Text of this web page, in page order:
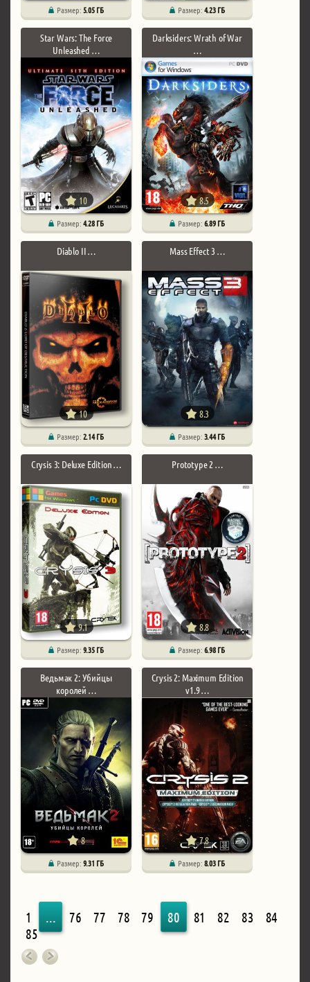
Размер:5.05 ГБ Размер:4.23 ГБ
Star Wars: The Force
Unleashed …
10
Размер:4.28 ГБ
Darksiders: Wrath of War
…
8.5
Размер:6.89 ГБ
Diablo II …
10
Размер:2.14 ГБ
Mass Effect 3 …
8.3
Размер:3.44 ГБ
Crysis 3: Deluxe Edition …
9.1
Размер:9.35 ГБ
Prototype 2 …
8.8
Размер:6.98 ГБ
Ведьмак 2: Убийцы
королей …
8
Размер:9.31 ГБ
Crysis 2: Maximum Edition
v1.9 …
7.8
Размер:8.03 ГБ
1 ... 76 77 78 79 80 81 82 83
84
85